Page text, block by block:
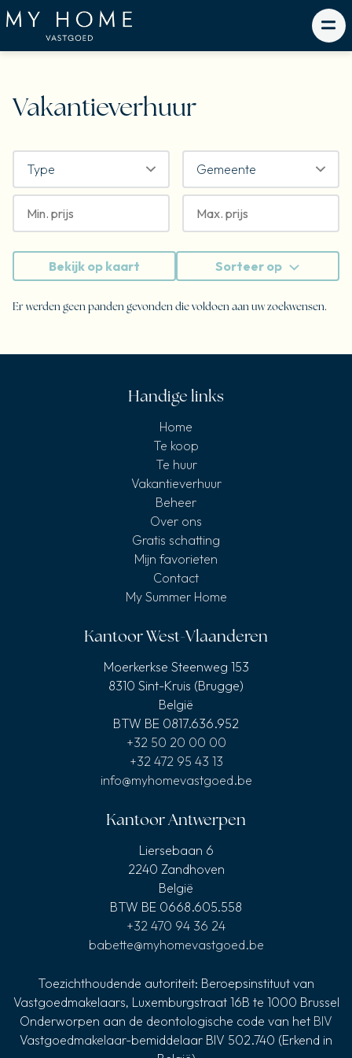
Vakantieverhuur
Type Gemeente
Bekijk op kaart Sorteer op
Er werden geen panden gevonden die voldoen aan uw zoekwensen.
Handige links
Home
Te koop
Te huur
Vakantieverhuur
Beheer
Over ons
Gratis schatting
Mijn favorieten
Contact
My Summer Home
Kantoor West-Vlaanderen
Moerkerkse Steenweg 153
8310 Sint-Kruis (Brugge)
België
BTW BE 0817.636.952
+32 50 20 00 00
+32 472 95 43 13
info@myhomevastgoed.be
Kantoor Antwerpen
Liersebaan 6
2240 Zandhoven
België
BTW BE 0668.605.558
+32 470 94 36 24
babette@myhomevastgoed.be
Toezichthoudende autoriteit: Beroepsinstituut van
Vastgoedmakelaars, Luxemburgstraat 16B te 1000 Brussel
Onderworpen aan de deontologische code van het BIV
Vastgoedmakelaar-bemiddelaar BIV 502.740 (Erkend in